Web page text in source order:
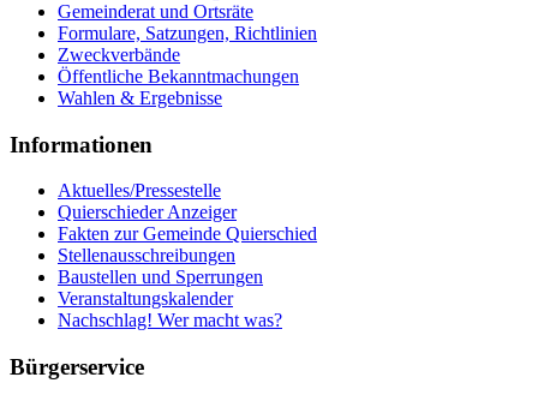
Gemeinderat und Ortsräte
Formulare, Satzungen, Richtlinien
Zweckverbände
Öffentliche Bekanntmachungen
Wahlen & Ergebnisse
Informationen
Aktuelles/Pressestelle
Quierschieder Anzeiger
Fakten zur Gemeinde Quierschied
Stellenausschreibungen
Baustellen und Sperrungen
Veranstaltungskalender
Nachschlag! Wer macht was?
Bürgerservice